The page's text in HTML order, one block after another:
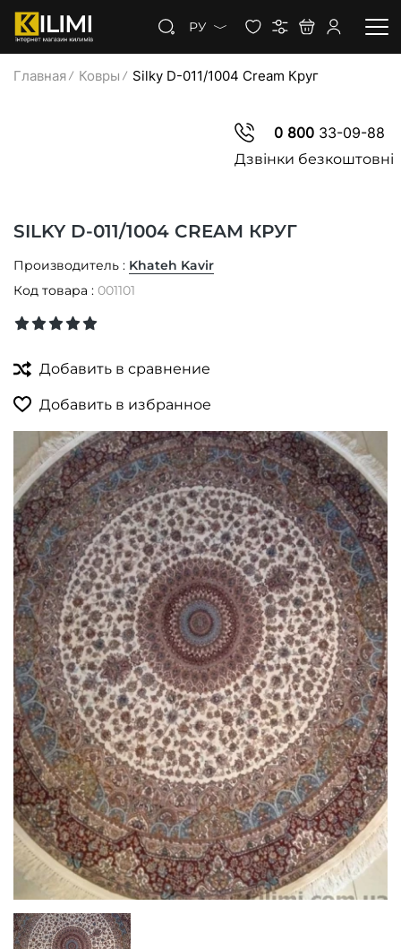
РУ
Главная Ковры Silky D-011/1004 Cream Круг
0 80033-09-88
Дзвінки безкоштовні
SILKY D-011/1004 CREAM КРУГ
Производитель : Khateh Kavir
Код товара : 001101
Добавить в сравнение
Добавить в избранное